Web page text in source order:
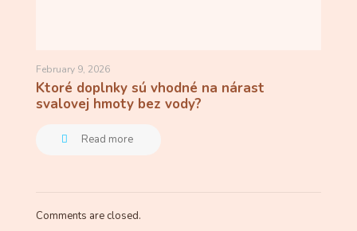
February 9, 2026
Ktoré doplnky sú vhodné na nárast
svalovej hmoty bez vody?
Read more
Comments are closed.